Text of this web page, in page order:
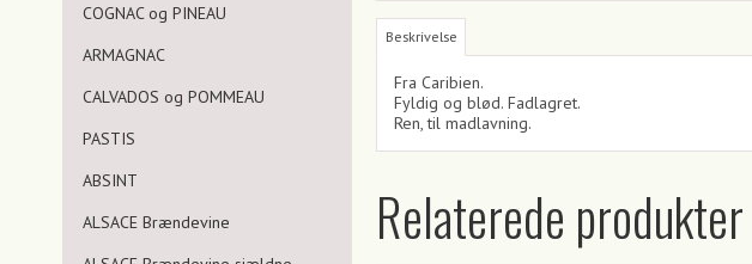
COGNAC og PINEAU
ARMAGNAC
CALVADOS og POMMEAU
PASTIS
ABSINT
ALSACE Brændevine
Beskrivelse
Fra Caribien.
Fyldig og blød. Fadlagret.
Ren, til madlavning.
Relaterede produkter